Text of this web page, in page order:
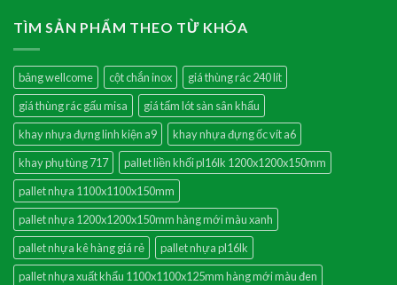
TÌM SẢN PHẨM THEO TỪ KHÓA
bảng wellcome cột chắn inox
giá thùng rác 240 lít
giá thùng rác gấu misa
giá tấm lót sàn sân khấu
khay nhựa đựng linh kiện a9
khay nhựa đựng ốc vít a6
khay phụ tùng 717
pallet liền khối pl16lk 1200x1200x150mm
pallet nhựa 1100x1100x150mm
pallet nhựa 1200x1200x150mm hàng mới màu xanh
pallet nhựa kê hàng giá rẻ
pallet nhựa pl16lk
pallet nhựa xuất khẩu 1100x1100x125mm hàng mới màu đen